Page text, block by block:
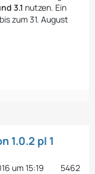
3.1 nutzen. Ein
zum 31. August
1.0.2 pl 1
um 15:19 5462